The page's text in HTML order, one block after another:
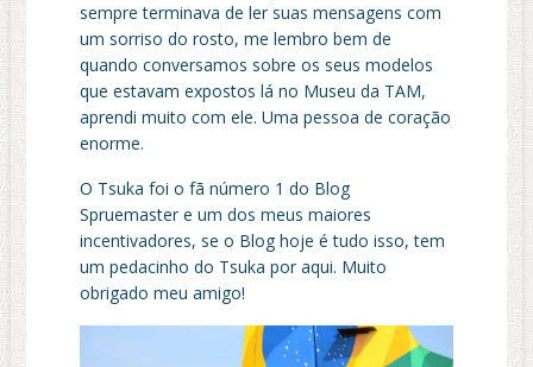
sempre terminava de ler suas mensagens com
um sorriso do rosto, me lembro bem de
quando conversamos sobre os seus modelos
que estavam expostos lá no Museu da TAM,
aprendi muito com ele. Uma pessoa de coração
enorme.
O Tsuka foi o fã número 1 do Blog
Spruemaster e um dos meus maiores
incentivadores, se o Blog hoje é tudo isso, tem
um pedacinho do Tsuka por aqui. Muito
obrigado meu amigo!